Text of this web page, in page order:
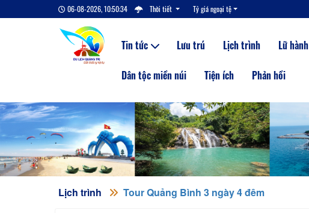
06-08-2026, 10:50:35 Thời tiết Tỷ giá ngoại tệ
Tin tức Lưu trú Lịch trình Lữ hành
Dân tộc miền núi Tiện ích Phản hồi
Lịch trình Tour Quảng Bình 3 ngày 4 đêm